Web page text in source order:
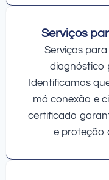
Serviços
Serviços
diagnóstico
Identificamos
má conexão e
certificado
e proteção